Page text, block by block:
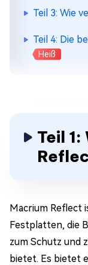
Teil 3: Wie
Teil 4: Die
Heiß
Teil
Macrium Reflect
Festplatten, die
zum Schutz und
bietet. Es bietet